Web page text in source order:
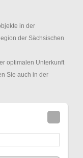
in der
der Sächsischen
optimalen Unterkunft
Sie auch in der